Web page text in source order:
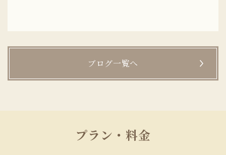
ブログ一覧へ
プラン・料金